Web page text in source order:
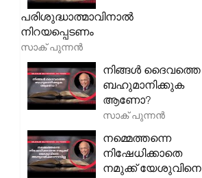
പരിശുദ്ധാത്മാവിനാൽ
നിറയപ്പെടണം
സാക് പുന്നൻ
നിങ്ങൾ ദൈവത്തെ
ബഹുമാനിക്കുക
ആണോ?
സാക് പുന്നൻ
നമ്മെത്തന്നെ
നിഷേധിക്കാതെ
നമുക്ക് യേശുവിനെ